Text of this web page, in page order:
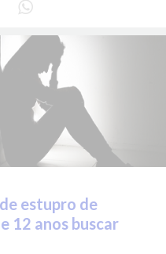
estupro de
12 anos buscar